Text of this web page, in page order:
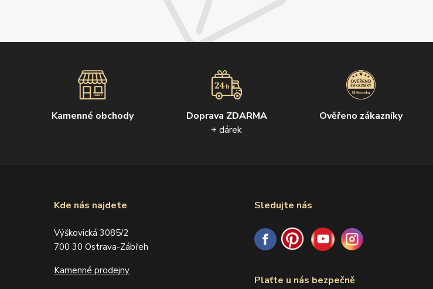
Kamenné obchody
Doprava ZDARMA
+ dárek
Ověřeno zákazníky
Kde nás najdete
Výškovická 3085/2
700 30 Ostrava-Zábřeh
Kamenné prodejny
Sledujte nás
Plaťte u nás bezpečně